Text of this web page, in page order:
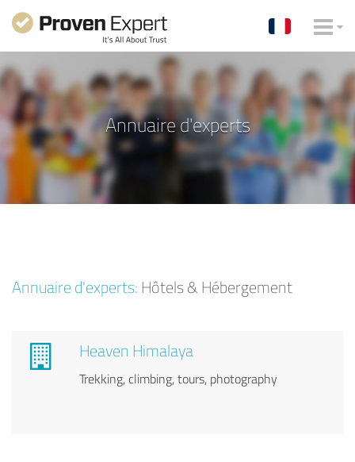
Annuaire d'experts
Annuaire d'experts: Hôtels & Hébergement
Heaven Himalaya
Trekking, climbing, tours, photography